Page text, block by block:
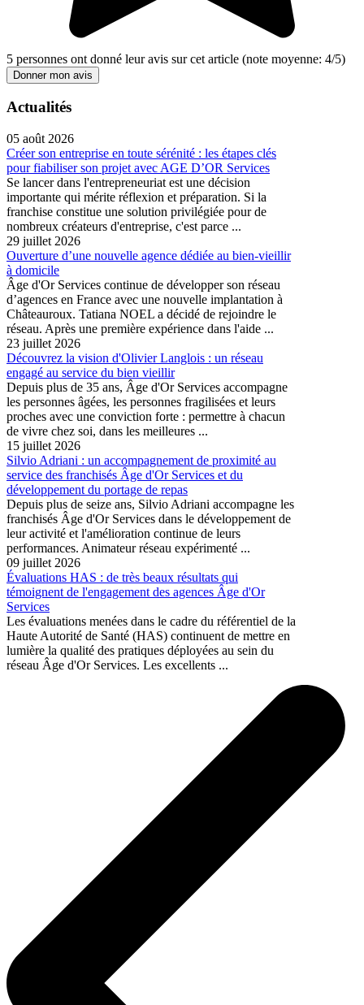
5 personnes ont donné leuravis sur cet article (note moyenne: 4/5)
Donner mon avis
Actualités
05 août 2026
Créer son entreprise en toute sérénité : les étapes clés
pour fiabiliser son projet avec AGE D’OR Services
Se lancer dans l'entrepreneuriat est une décision
importante qui mérite réflexion et préparation. Si la
franchise constitue une solution privilégiée pour de
nombreux créateurs d'entreprise, c'est parce ...
29 juillet 2026
Ouverture d’une nouvelle agence dédiée au bien-vieillir
à domicile
Âge d'Or Services continue de développer son réseau
d’agences en France avec une nouvelle implantation à
Châteauroux. Tatiana NOEL a décidé de rejoindre le
réseau. Après une première expérience dans l'aide ...
23 juillet 2026
Découvrez la vision d'Olivier Langlois : un réseau
engagé au service du bien vieillir
Depuis plus de 35 ans, Âge d'Or Services accompagne
les personnes âgées, les personnes fragilisées et leurs
proches avec une conviction forte : permettre à chacun
de vivre chez soi, dans les meilleures ...
15 juillet 2026
Silvio Adriani : un accompagnement de proximité au
service des franchisés Âge d'Or Services et du
développement du portage de repas
Depuis plus de seize ans, Silvio Adriani accompagne les
franchisés Âge d'Or Services dans le développement de
leur activité et l'amélioration continue de leurs
performances. Animateur réseau expérimenté ...
09 juillet 2026
Évaluations HAS : de très beaux résultats qui
témoignent de l'engagement des agences Âge d'Or
Services
Les évaluations menées dans le cadre du référentiel de la
Haute Autorité de Santé (HAS) continuent de mettre en
lumière la qualité des pratiques déployées au sein du
réseau Âge d'Or Services. Les excellents ...